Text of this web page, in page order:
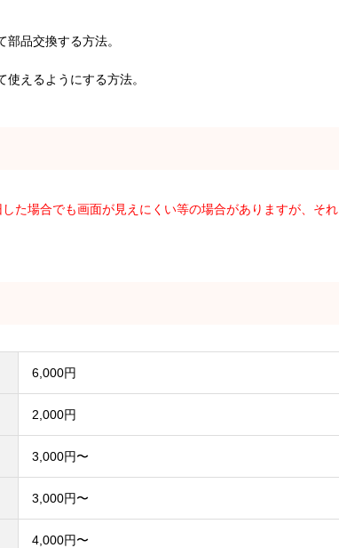
品交換する方法。
えるようにする方法。
た場合でも画面が見えにくい等の場合がありますが、それ
6,000円
2,000円
3,000円〜
3,000円〜
4,000円〜